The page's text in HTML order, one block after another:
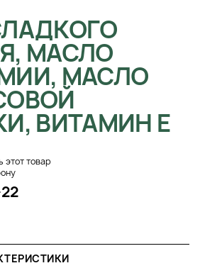
МАСЛО
МАСЛО
ВИТАМИН Е
этот товар